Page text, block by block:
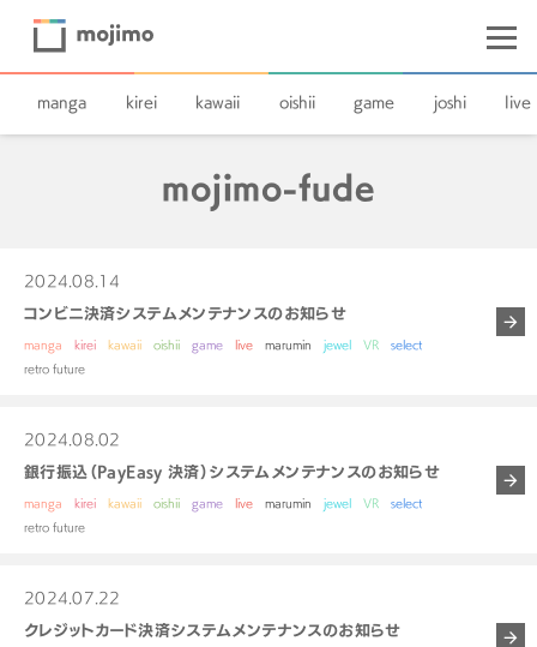
manga kirei kawaii oishii game joshi live
mojimo-fude
2024.08.14
manga kirei kawaii oishii game live marumin jewel VR
select
retro future
コンビニ決済システムメンテナンスのお知らせ
2024.08.02
manga kirei kawaii oishii game live marumin jewel VR
select
retro future
銀行振込（PayEasy 決済）システムメンテナンスのお知らせ
2024.07.22
クレジットカード決済システムメンテナンスのお知らせ